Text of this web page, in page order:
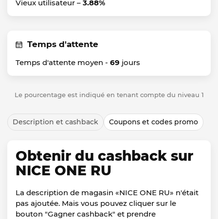
Vieux utilisateur – 3.88%
Temps d'attente
Temps d'attente moyen - 69 jours
Le pourcentage est indiqué en tenant compte du niveau 1
Description et cashback Coupons et codes promo
Obtenir du cashback sur
NICE ONE RU
La description de magasin «NICE ONE RU» n'était
pas ajoutée. Mais vous pouvez cliquer sur le
bouton "Gagner cashback" et prendre